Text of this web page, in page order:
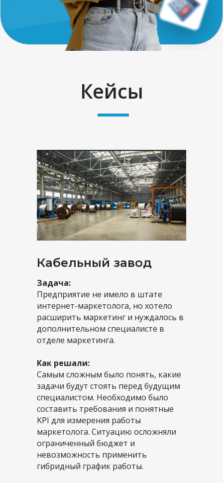
Кабельный завод
Задача:
Предприятие не имело в штате
интернет-маркетолога, но хотело
расширить маркетинг и нуждалось в
дополнительном специалисте в
отделе маркетинга.
Как решали:
Самым сложным было понять, какие
задачи будут стоять перед будущим
специалистом. Необходимо было
составить требования и понятные
KPI для измерения работы
маркетолога. Ситуацию осложняли
ограниченный бюджет и
невозможность применить
гибридный график работы.